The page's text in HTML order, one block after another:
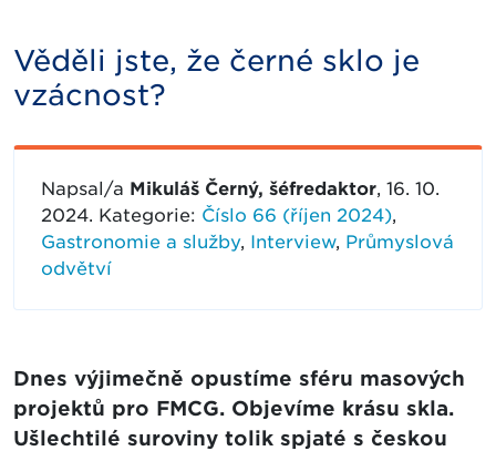
Věděli jste, že černé sklo je
vzácnost?
Napsal/a Mikuláš Černý, šéfredaktor, 16. 10.
2024. Kategorie: Číslo 66 (říjen 2024),
Gastronomie a služby, Interview, Průmyslová
odvětví
Dnes výjimečně opustíme sféru masových
projektů pro FMCG. Objevíme krásu skla.
Ušlechtilé suroviny tolik spjaté s českou